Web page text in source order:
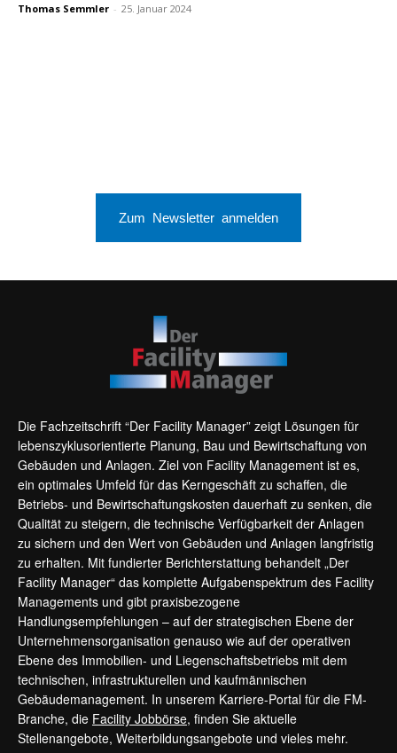
Thomas Semmler - 25. Januar 2024
Zum Newsletter anmelden
Die Fachzeitschrift “Der Facility Manager” zeigt Lösungen für
lebenszyklusorientierte Planung, Bau und Bewirtschaftung von
Gebäuden und Anlagen. Ziel von Facility Management ist es,
ein optimales Umfeld für das Kerngeschäft zu schaffen, die
Betriebs- und Bewirtschaftungskosten dauerhaft zu senken, die
Qualität zu steigern, die technische Verfügbarkeit der Anlagen
zu sichern und den Wert von Gebäuden und Anlagen langfristig
zu erhalten. Mit fundierter Berichterstattung behandelt „Der
Facility Manager“ das komplette Aufgabenspektrum des Facility
Managements und gibt praxisbezogene
Handlungsempfehlungen – auf der strategischen Ebene der
Unternehmensorganisation genauso wie auf der operativen
Ebene des Immobilien- und Liegenschaftsbetriebs mit dem
technischen, infrastrukturellen und kaufmännischen
Gebäudemanagement. In unserem Karriere-Portal für die FM-
Branche, die Facility Jobbörse, finden Sie aktuelle
Stellenangebote, Weiterbildungsangebote und vieles mehr.